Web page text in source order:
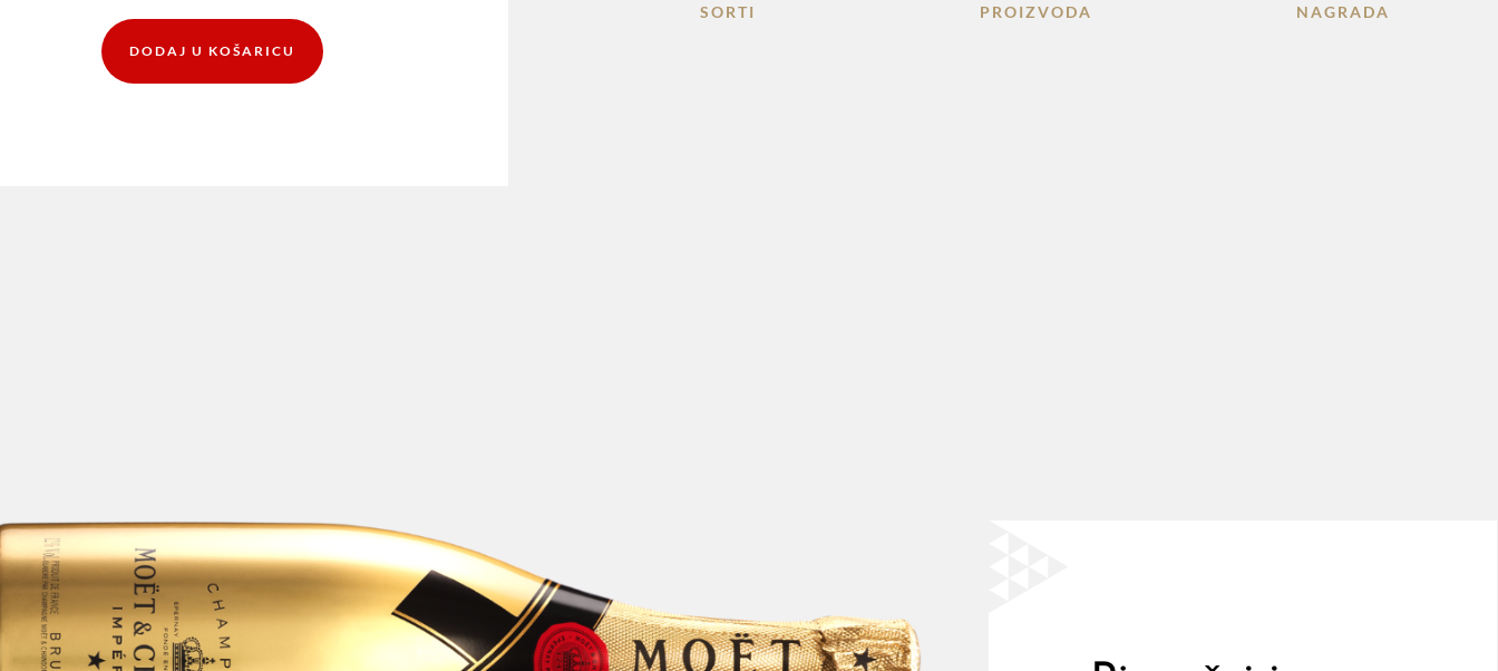
DODAJ U KOŠARICU
SORTI PROIZVODA NAGRADA